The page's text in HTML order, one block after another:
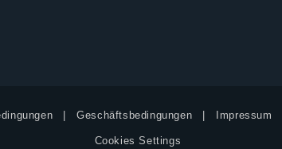
Geschäftsbedingungen Impressum
Cookies Settings